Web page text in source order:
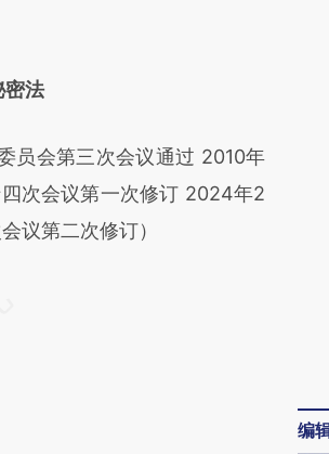
密法
会第三次会议通过 2010年
次会议第一次修订 2024年2
议第二次修订）
编